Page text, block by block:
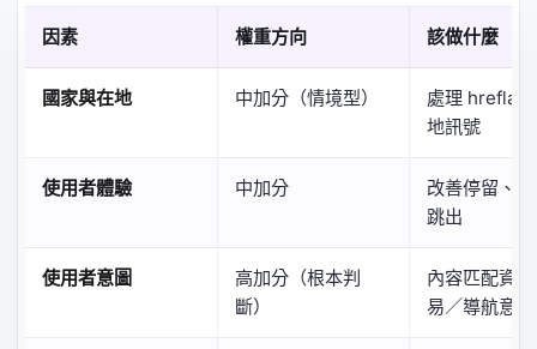
因素 權重方向 該做什麼
國家與在地 中加分（情境型）
處理
地訊號
使用者體驗 中加分
改善停留、
跳出
使用者意圖
高加分（根本判
斷）
內容匹配資
易／導航意圖